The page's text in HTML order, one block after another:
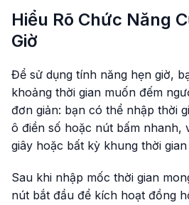
Hiểu Rõ Chức Năng
Giờ
Để sử dụng tính năng hẹn giờ,
khoảng thời gian muốn đếm
đơn giản: bạn có thể nhập thời
ô điền số hoặc nút bấm nhanh,
giây hoặc bất kỳ khung thời
Sau khi nhập mốc thời gian
nút bắt đầu để kích hoạt đồng